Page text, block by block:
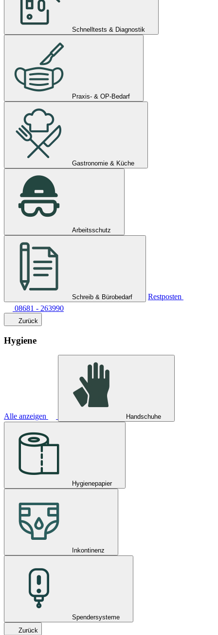
Schnelltests & Diagnostik
Praxis- & OP-Bedarf
Gastronomie & Küche
Arbeitsschutz
Schreib & Bürobedarf
Restposten
08681 - 263990
Zurück
Hygiene
Alle anzeigen Handschuhe
Hygienepapier
Inkontinenz
Spendersysteme
Zurück